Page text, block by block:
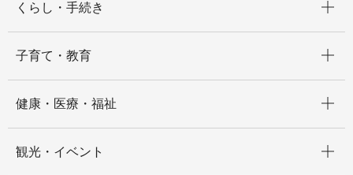
くらし・手続き
子育て・教育
健康・医療・福祉
観光・イベント